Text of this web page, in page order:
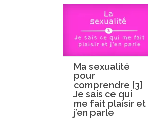
Ma sexualité
pour
comprendre [3]
Je sais ce qui
me fait plaisir et
j’en parle